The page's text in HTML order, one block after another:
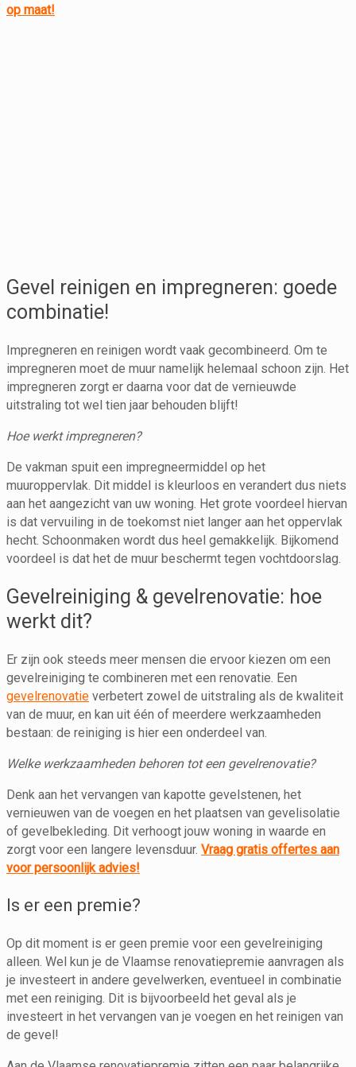
op maat!
Gevel reinigen en impregneren: goede
combinatie!
Impregneren en reinigen wordt vaak gecombineerd. Om te
impregneren moet de muur namelijk helemaal schoon zijn. Het
impregneren zorgt er daarna voor dat de vernieuwde
uitstraling tot wel tien jaar behouden blijft!
Hoe werkt impregneren?
De vakman spuit een impregneermiddel op het
muuroppervlak. Dit middel is kleurloos en verandert dus niets
aan het aangezicht van uw woning. Het grote voordeel hiervan
is dat vervuiling in de toekomst niet langer aan het oppervlak
hecht. Schoonmaken wordt dus heel gemakkelijk. Bijkomend
voordeel is dat het de muur beschermt tegen vochtdoorslag.
Gevelreiniging & gevelrenovatie: hoe
werkt dit?
Er zijn ook steeds meer mensen die ervoor kiezen om een
gevelreiniging te combineren met een renovatie. Een
gevelrenovatie verbetert zowel de uitstraling als de kwaliteit
van de muur, en kan uit één of meerdere werkzaamheden
bestaan: de reiniging is hier een onderdeel van.
Welke werkzaamheden behoren tot een gevelrenovatie?
Denk aan het vervangen van kapotte gevelstenen, het
vernieuwen van de voegen en het plaatsen van gevelisolatie
of gevelbekleding. Dit verhoogt jouw woning in waarde en
zorgt voor een langere levensduur. Vraag gratis offertes aan
voor persoonlijk advies!
Is er een premie?
Op dit moment is er geen premie voor een gevelreiniging
alleen. Wel kun je de Vlaamse renovatiepremie aanvragen als
je investeert in andere gevelwerken, eventueel in combinatie
met een reiniging. Dit is bijvoorbeeld het geval als je
investeert in het vervangen van je voegen en het reinigen van
de gevel!